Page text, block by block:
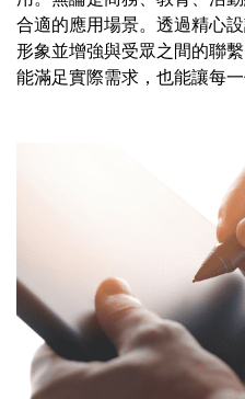
合適的應用場景。透過精心
形象並增強與受眾之間的聯
能滿足實際需求，也能讓每